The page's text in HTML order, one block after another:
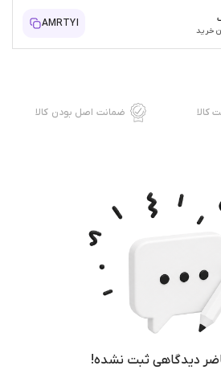
خرید
AMRTYI
ضمانت اصل بودن کالا
دیدگاهی ثبت نشده!